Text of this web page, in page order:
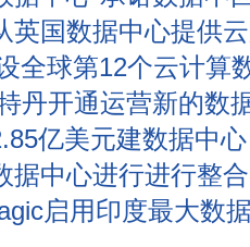
英国数据中心提供
全球第12个云计算
丹开通运营新的数
亿美元建数据中心
据中心进行进行整合
启用印度最大数